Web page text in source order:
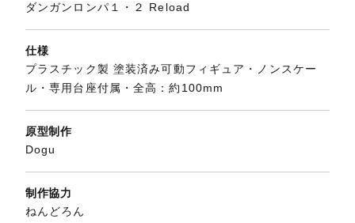
ダンガンロンパ１・２ Reload
仕様
プラスチック製 塗装済み可動フィギュア・ノンスケー
ル・専用台座付属・全高：約100mm
原型制作
Dogu
制作協力
ねんどろん